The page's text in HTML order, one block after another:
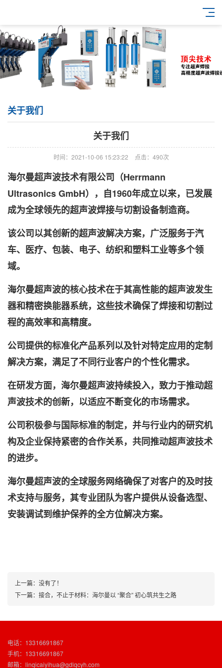
关于我们
关于我们
时间：2021-10-06 15:23:22 点击：490次
海尔曼超声波技术有限公司（Herrmann
Ultrasonics GmbH），自1960年成立以来，已发展
成为全球领先的超声波焊接与切割设备制造商。
该公司以其创新的超声波解决方案，广泛服务于汽
车、医疗、包装、电子、纺织和塑料工业等多个领
域。
海尔曼超声波的核心技术在于其高性能的超声波发生
器和精密换能器系统，这些技术确保了焊接和切割过
程的高效率和高精度。
公司提供的标准化产品系列以及针对特定应用的定制
解决方案，满足了不同行业客户的个性化需求。
在研发方面，海尔曼超声波持续投入，致力于推动超
声波技术的创新，以适应不断变化的市场需求。
公司积极参与国际标准的制定，并与行业内的研究机
构及企业保持紧密的合作关系，共同推动超声波技术
的进步。
海尔曼超声波的全球服务网络确保了对客户的及时技
术支持与服务，其专业团队为客户提供从设备选型、
安装调试到维护保养的全方位解决方案。
上一篇：没有了！
下一篇： 接合，不止于材料：海尔曼以 “聚合” 初心筑共生之路
电话：13316691867
手机：13316691867
邮箱：linqicaiyihua@gdlqcyh.com